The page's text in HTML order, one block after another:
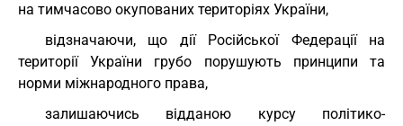
на тимчасово окупованих територіях України,
відзначаючи, що дії Російської Федерації на
території України грубо порушують принципи та
норми міжнародного права,
залишаючись відданою курсу політико-